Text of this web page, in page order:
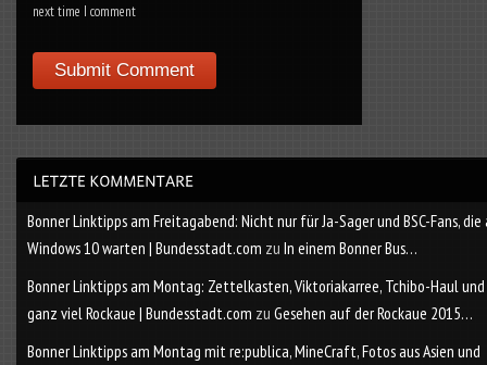
next time I comment
Bonner Linktipps am Freitagabend: Nicht nur für Ja-Sager und BSC-Fans,
Windows 10 warten | Bundesstadt.com zu In einem Bonner Bus…
Bonner Linktipps am Montag: Zettelkasten, Viktoriakarree, Tchibo-Haul und
ganz viel Rockaue | Bundesstadt.com zu Gesehen auf der Rockaue 2015…
Bonner Linktipps am Montag mit re:publica, MineCraft, Fotos aus Asien und